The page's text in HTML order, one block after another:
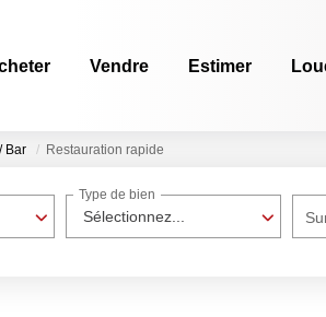
Vendre Estimer
Bar Restauration rapide
Sélectionnez...
Type de bien